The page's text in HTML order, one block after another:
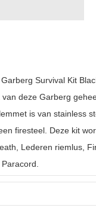
Survival Kit
van deze Garberg
is van stainless
firesteel. Deze kit
Lederen riemlus,